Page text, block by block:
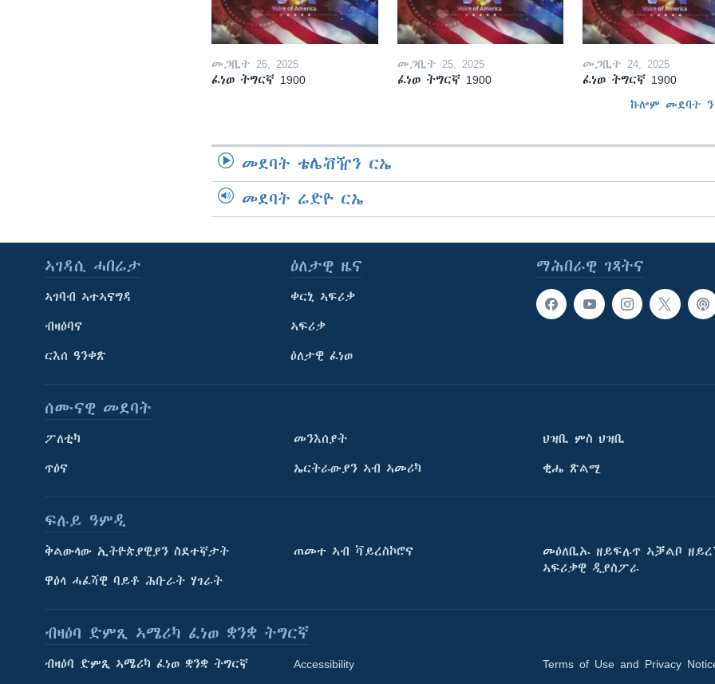
ትምህርቲ እንግሊዝኛ
ማሕበራዊ ገጻትና
መጋቢት 26, 2025
ፈነወ ትግርኛ 1900
መጋቢት 25, 2025
ፈነወ ትግርኛ 1900
መጋቢት 24, 2025
ፈነወ ትግርኛ 1900
ኩሎም መደባት
መደባት ቴሌቭዥን ርኤ
መደባት ሬድዮ ርኤ
ማሕበራዊ ገጻትና
ኣገዳሲ ሓበሬታ
ኣገባብ ኣተኣናግዳ
ብዛዕባና
ርእሰ ዓንቀጽ
ዕለታዊ ዜና
ቀርኒ ኣፍሪቃ
ኣፍሪቃ
ዕለታዊ ፈነወ
ሰሙናዊ መደባት
ፖለቲካ
ጥዕና
መንእሰያት
ኤርትራውያን ኣብ ኣመሪካ
ህዝቢ ምስ ህዝቢ
ቂሔ ጽልሚ
ፍሉይ ዓምዲ
ቅልውላው ኢትዮጵያዊያን ስደተኛታት
ዋዕላ ሓፈሻዊ ባይቶ ሕቡራት ሃገራት
ጠመተ ኣብ ቫይረስኮሮና
መዕለቢኡ ዘይፍሉጥ ኣቓልቦ
ኣፍሪቃዊ ዲያስፖራ
ብዛዕባ ድምጺ ኣሜሪካ ፈነወ ቋንቋ ትግርኛ
ብዛዕባ ድምጺ ኣሜሪካ ፈነወ ቋንቋ ትግርኛ Accessibility Terms of Use and Privacy